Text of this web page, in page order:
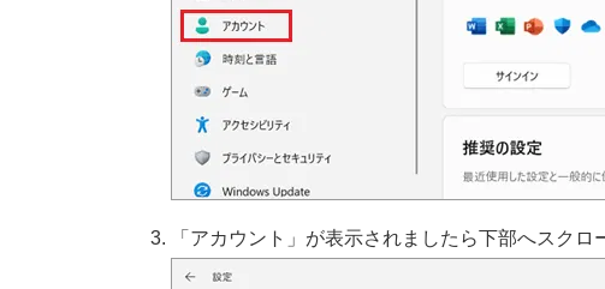
「アカウント」が表示されましたら下部へスク